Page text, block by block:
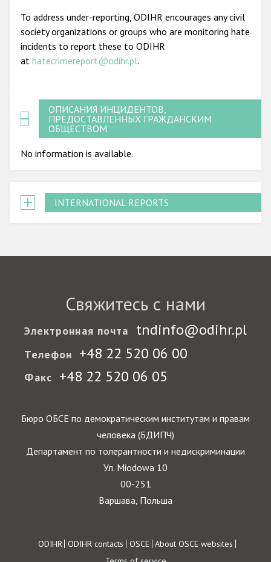
To address under-reporting, ODIHR encourages any civil
society organizations or groups who are monitoring hate
incidents to report these to ODIHR
at hatecrimereport@odihr.pl.
ОПИСАНИЯ ИНЦИДЕНТОВ,
ПРЕДОСТАВЛЕННЫХ ГРАЖДАНСКИМ
ОБЩЕСТВОМ
No information is available.
INTERNATIONAL REPORTS
Свяжитесь с нами
Электронная почта tndinfo@odihr.pl
Телефон +48 22 520 06 00
Факс +48 22 520 06 05
Бюро ОБСЕ по демократическим институтам и правам
человека (БДИПЧ)
Департамент по толерантности и недискриминации
Ул. Miodowa 10
00-251
Варшава, Польша
Footer
ODIHR ODIHR contacts OSCE About OSCE websites